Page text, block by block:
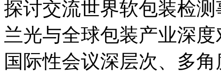
探讨交流世界软包装检
兰光与全球包装产业深
国际性会议深层次、多